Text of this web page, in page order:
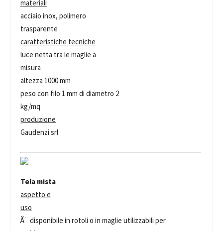
materiali
acciaio inox, polimero
trasparente
caratteristiche tecniche
luce netta tra le maglie a
misura
altezza 1000 mm
peso con filo 1 mm di diametro 2
kg/mq
produzione
Gaudenzi srl
Tela mista
aspetto e
uso
Ã¨ disponibile in rotoli o in maglie utilizzabili per